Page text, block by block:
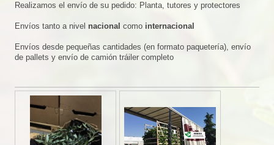
Realizamos el envío de su pedido: Planta, tutores y protectores
Envíos tanto a nivel nacional como internacional
Envíos desde pequeñas cantidades (en formato paquetería), envío
de pallets y envío de camión tráiler completo